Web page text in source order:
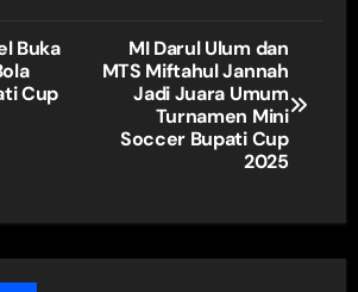
Buka
Cup
MI Darul Ulum dan
MTS Miftahul Jannah
Jadi Juara Umum
Turnamen Mini
Soccer Bupati Cup
2025